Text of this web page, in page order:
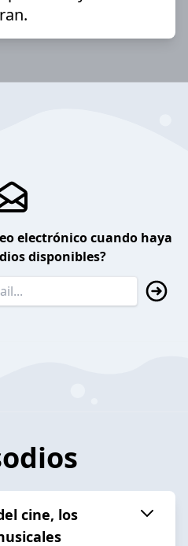
electrónico cuando haya
disponibles?
cine, los